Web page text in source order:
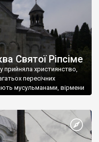
Святої Ріпсіме
прийняла християнство,
пересічних
мусульманами, вірмени